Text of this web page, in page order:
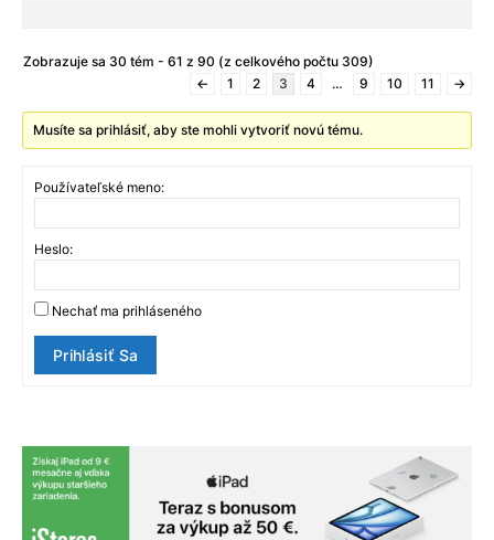
Zobrazuje sa 30 tém - 61 z 90 (z celkového počtu 309)
←
1 2 3 4 … 9 10 11 →
Musíte sa prihlásiť, aby ste mohli vytvoriť novú tému.
Používateľské meno:
Heslo:
Nechať ma prihláseného
Prihlásiť Sa